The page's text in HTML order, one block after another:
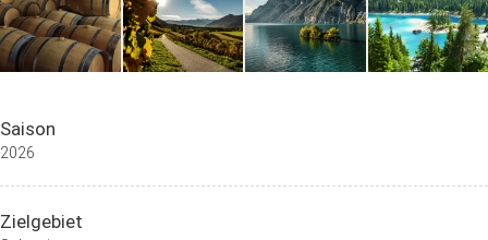
Saison
2026
Zielgebiet